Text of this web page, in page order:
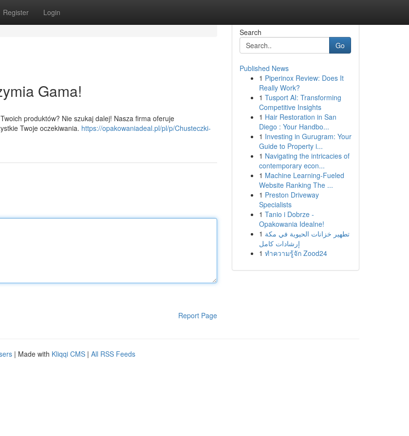
Register Login
Gama!
produktów? Nie szukaj dalej! Nasza firma oferuje
Twoje oczekiwania. https://opakowaniadeal.pl/pl/p/Chusteczki-
Report Page
Search
Go
Published News
1 Piperinox Review: Does It
Really Work?
1 Tusport AI: Transforming
Competitive Insights
1 Hair Restoration in San
Diego : Your Handbo...
1 Investing in Gurugram: Your
Guide to Property i...
1 Navigating the intricacies of
contemporary econ...
1 Machine Learning-Fueled
Website Ranking The ...
1 Preston Driveway
Specialists
1 Tanio i Dobrze -
Opakowania Idealne!
1 تطهير خزانات الحيوية في مكة
إرشادات كامل
1 ทำความรู้จัก Zood24
| Made with Kliqqi CMS | All RSS Feeds